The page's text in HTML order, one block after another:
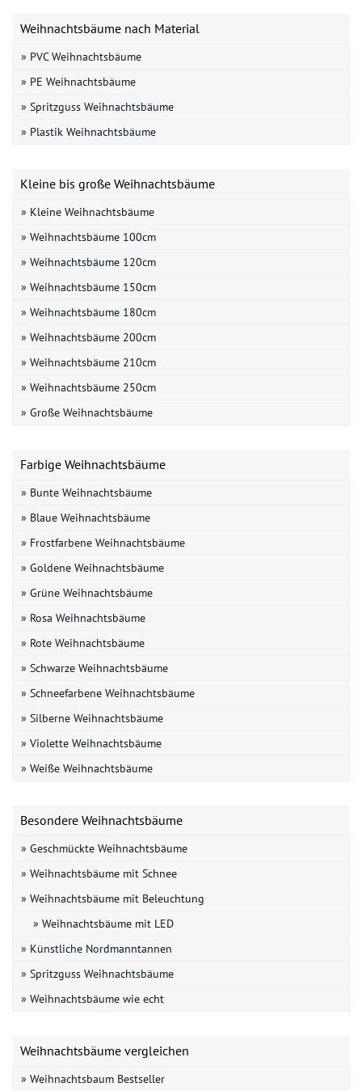
Weihnachtsbäume nach Material
» PVC Weihnachtsbäume
» PE Weihnachtsbäume
» Spritzguss Weihnachtsbäume
» Plastik Weihnachtsbäume
Kleine bis große Weihnachtsbäume
» Kleine Weihnachtsbäume
» Weihnachtsbäume 100cm
» Weihnachtsbäume 120cm
» Weihnachtsbäume 150cm
» Weihnachtsbäume 180cm
» Weihnachtsbäume 200cm
» Weihnachtsbäume 210cm
» Weihnachtsbäume 250cm
» Große Weihnachtsbäume
Farbige Weihnachtsbäume
» Bunte Weihnachtsbäume
» Blaue Weihnachtsbäume
» Frostfarbene Weihnachtsbäume
» Goldene Weihnachtsbäume
» Grüne Weihnachtsbäume
» Rosa Weihnachtsbäume
» Rote Weihnachtsbäume
» Schwarze Weihnachtsbäume
» Schneefarbene Weihnachtsbäume
» Silberne Weihnachtsbäume
» Violette Weihnachtsbäume
» Weiße Weihnachtsbäume
Besondere Weihnachtsbäume
» Geschmückte Weihnachtsbäume
» Weihnachtsbäume mit Schnee
» Weihnachtsbäume mit Beleuchtung
» Weihnachtsbäume mit LED
» Künstliche Nordmanntannen
» Spritzguss Weihnachtsbäume
» Weihnachtsbäume wie echt
Weihnachtsbäume vergleichen
» Weihnachtsbaum Bestseller